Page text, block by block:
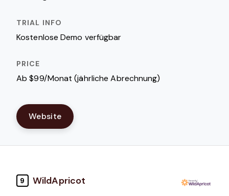
Kostenlose Demo verfügbar
Ab $99/Monat (jährliche Abrechnung)
Website
9 WildApricot